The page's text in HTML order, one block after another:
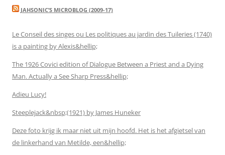
JAHSONIC’S MICROBLOG (2009-17)
Le Conseil des singes ou Les politiques au jardin des Tuileries (1740)
is a painting by Alexis&hellip;
The 1926 Covici edition of Dialogue Between a Priest and a Dying
Man. Actually a See Sharp Press&hellip;
Adieu Lucy!
Steeplejack&nbsp;(1921) by James Huneker
Deze foto krijg ik maar niet uit mijn hoofd. Het is het afgietsel van
de linkerhand van Metilde, een&hellip;